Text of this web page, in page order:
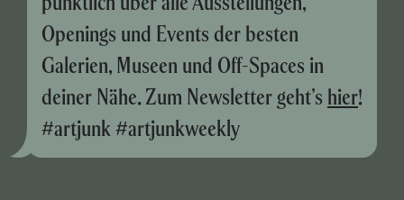
Openings und Events der besten
Galerien, Museen und Off-Spaces in
deiner Nähe. Zum Newsletter geht’s hier!
#artjunk #artjunkweekly